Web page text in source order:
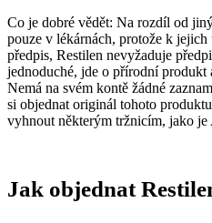
Co je dobré vědět: Na rozdíl od
pouze v lékárnách, protože k
předpis, Restilen nevyžaduje
jednoduché, jde o přírodní produkt
Nemá na svém kontě žádné
si objednat originál tohoto
vyhnout některým tržnicím, jako je
Jak objednat